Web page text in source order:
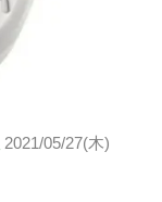
2021/05/27(木)